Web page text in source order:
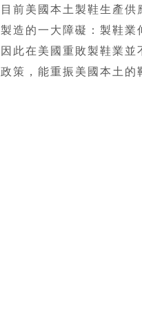
目前美國本土製鞋生產
製造的一大障礙：製鞋業
因此在美國重敗製鞋業
政策，能重振美國本土的